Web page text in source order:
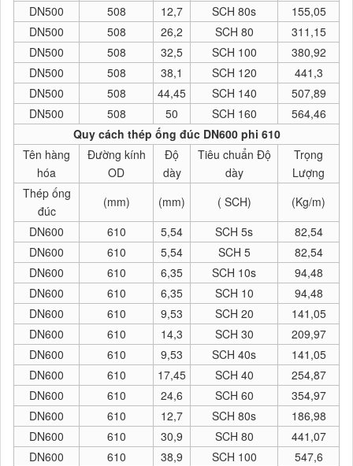
DN500
508 12,7 SCH 80s
155,05
DN500
508 26,2 SCH 80
311,15
DN500
508 32,5 SCH 100
380,92
DN500
508 38,1 SCH 120
441,3
DN500
508 44,45 SCH 140
507,89
DN500
508 50 SCH 160
564,46
Quy cách thép ống đúc DN600 phi 610
Tên hàng
hóa
Đường kính
OD
Độ
dày
Tiêu chuẩn Độ
dày
Trọng
Lượng
Thép ống
đúc
(mm) (mm) ( SCH)
(Kg/m)
DN600
610 5,54 SCH 5s
82,54
DN600
610 5,54 SCH 5
82,54
DN600
610 6,35 SCH 10s
94,48
DN600
610 6,35 SCH 10
94,48
DN600
610 9,53 SCH 20
141,05
DN600
610 14,3 SCH 30
209,97
DN600
610 9,53 SCH 40s
141,05
DN600
610 17,45 SCH 40
254,87
DN600
610 24,6 SCH 60
354,97
DN600
610 12,7 SCH 80s
186,98
DN600
610 30,9 SCH 80
441,07
DN600
610 38,9 SCH 100
547,6